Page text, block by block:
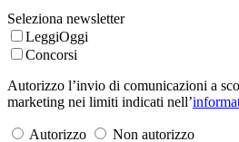
Seleziona newsletter
LeggiOggi
Concorsi
Autorizzo l’invio di comunicazioni a
marketing nei limiti indicati nell’
Autorizzo Non autorizzo